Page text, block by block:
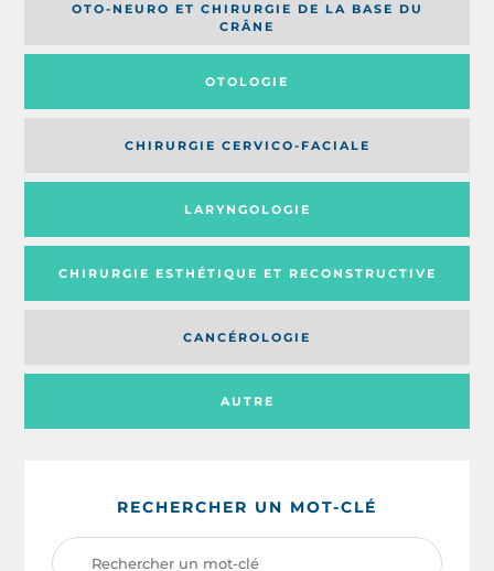
OTO-NEURO ET CHIRURGIE DE LA BASE DU
CRÂNE
OTOLOGIE
CHIRURGIE CERVICO-FACIALE
AUTRE
LARYNGOLOGIE
CHIRURGIE ESTHÉTIQUE ET RECONSTRUCTIVE
CANCÉROLOGIE
RECHERCHER UN MOT-CLÉ